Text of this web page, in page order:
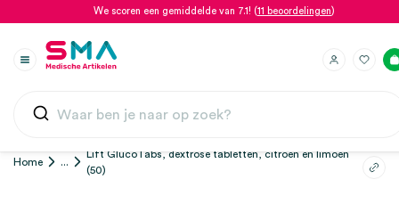
We scoren een gemiddelde van 7.1! (11 beoordelingen)
Home ...
Lift GlucoTabs, dextrose tabletten, citroen en limoen
(50)